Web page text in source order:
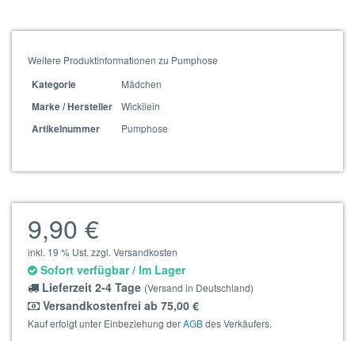
Weitere Produktinformationen zu Pumphose
Kategorie
Mädchen
Marke / Hersteller
Wickilein
Artikelnummer
Pumphose
9,90 €
inkl. 19 % Ust. zzgl. Versandkosten
Sofort verfügbar / Im Lager
Lieferzeit 2-4 Tage (Versand in Deutschland)
Versandkostenfrei ab 75,00 €
Kauf erfolgt unter Einbeziehung derAGBdes Verkäufers.